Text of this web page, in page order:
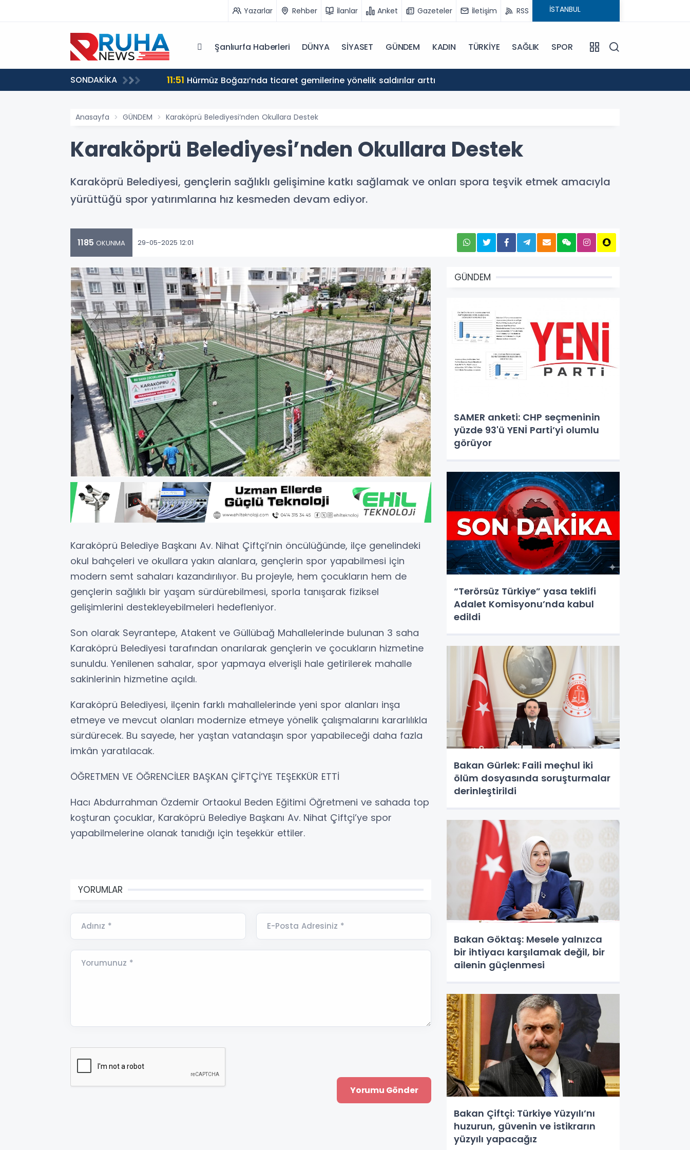
Yazarlar Rehber İlanlar Anket Gazeteler İletişim RSS
Şanlıurfa Haberleri DÜNYA SİYASET GÜNDEM KADIN TÜRKİYE SAĞLIK SPOR
SONDAKİKA 11:51 Hürmüz Boğazı’nda ticaret gemilerine yönelik saldırılar arttı
Anasayfa GÜNDEM Karaköprü Belediyesi’nden Okullara Destek
Karaköprü Belediyesi’nden Okullara Destek
Karaköprü Belediyesi, gençlerin sağlıklı gelişimine katkı sağlamak ve onları spora teşvik etmek amacıyla
yürüttüğü spor yatırımlarına hız kesmeden devam ediyor.
1185 OKUNMA 29-05-2025 12:01
Karaköprü Belediye Başkanı Av. Nihat Çiftçi’nin öncülüğünde, ilçe genelindeki
okul bahçeleri ve okullara yakın alanlara, gençlerin spor yapabilmesi için
modern semt sahaları kazandırılıyor. Bu projeyle, hem çocukların hem de
gençlerin sağlıklı bir yaşam sürdürebilmesi, sporla tanışarak fiziksel
gelişimlerini destekleyebilmeleri hedefleniyor.
Son olarak Seyrantepe, Atakent ve Güllübağ Mahallelerinde bulunan 3 saha
Karaköprü Belediyesi tarafından onarılarak gençlerin ve çocukların hizmetine
sunuldu. Yenilenen sahalar, spor yapmaya elverişli hale getirilerek mahalle
sakinlerinin hizmetine açıldı.
Karaköprü Belediyesi, ilçenin farklı mahallelerinde yeni spor alanları inşa
etmeye ve mevcut olanları modernize etmeye yönelik çalışmalarını kararlılıkla
sürdürecek. Bu sayede, her yaştan vatandaşın spor yapabileceği daha fazla
imkân yaratılacak.
ÖĞRETMEN VE ÖĞRENCİLER BAŞKAN ÇİFTÇİ’YE TEŞEKKÜR ETTİ
Hacı Abdurrahman Özdemir Ortaokul Beden Eğitimi Öğretmeni ve sahada top
koşturan çocuklar, Karaköprü Belediye Başkanı Av. Nihat Çiftçi’ye spor
yapabilmelerine olanak tanıdığı için teşekkür ettiler.
YORUMLAR
Adınız * E-Posta Adresiniz *
Yorumunuz *
GÜNDEM
SAMER anketi: CHP seçmeninin
yüzde 93'ü YENİ Parti’yi olumlu
görüyor
“Terörsüz Türkiye” yasa teklifi
Adalet Komisyonu’nda kabul
edildi
Bakan Gürlek: Faili meçhul iki
ölüm dosyasında soruşturmalar
derinleştirildi
Bakan Göktaş: Mesele yalnızca
bir ihtiyacı karşılamak değil, bir
ailenin güçlenmesi
Bakan Çiftçi: Türkiye Yüzyılı’nı
huzurun, güvenin ve istikrarın
yüzyılı yapacağız